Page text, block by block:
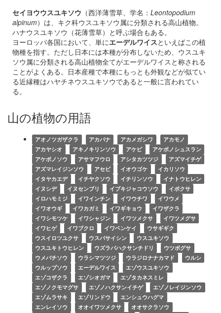
セイヨウウスユキソウ （西洋薄雪草、学名： Leontopodium
alpinum）は、キク科ウスユキソウ属に分類される高山植物。
ハナウスユキソウ（花薄雪草）と呼ぶ場合もある。
ヨーロッパ各国において、単にエーデルワイスといえばこの植
物種を指す。ただし日本には本種が分布しないため、ウスユキ
ソウ属に分類される高山植物全てがエーデルワイスと称される
ことがよくある。日本産種で本種にもっとも外観などが似てい
る近縁種はハヤチネウスユキソウであると一般に言われてい
る。
山の植物の用語
アオノツガザクラ アカバナ アカメガシワ
アカモノ
アカヤシオ
アキノキリンソウ アケビ
アケボノシュスラン
アケボノソウ
アサマフウロ アシタカツツジ
アズマイチゲ
アズマレイジンソウ
アセビ イオウゴケ
イカリソウ
イタヤカエデ
イチヤクソウ イチリンソウ
イナトウヒレン
イヌシデ
イヌセンブリ イブキジャコウソウ
イボクサ
イロハモミジ
イワインチン イワウチワ
イワウメ
イワオウギ
イワカガミ イワギキョウ
イワザクラ
イワシモツケ
イワシャジン イワツメクサ
イワツメグサ
イワヒゲ
イワブクロ イワベンケイ
ウサギギク
ウスイロツユクサ
ウスバサイシン
ウスユキソウ
ウスユキトウヒレン
ウズラバハクサンチドリ
ウツボグサ
ウメバチソウ
ウラシマツツジ ウラジロナナカマド
ウルシ
ウルップソウ
エーデルワイス
エゾウスユキソウ
エゾコザクラ
エゾシオガマ
エゾタカネスミレ
エゾノクモマグサ
エゾノハクサンイチゲ
エゾノレイジンソウ
エゾムラサキ
エゾリンドウ
エンシュウハグマ
エンレイソウ
オオイワツメクサ
オオサクラソウ